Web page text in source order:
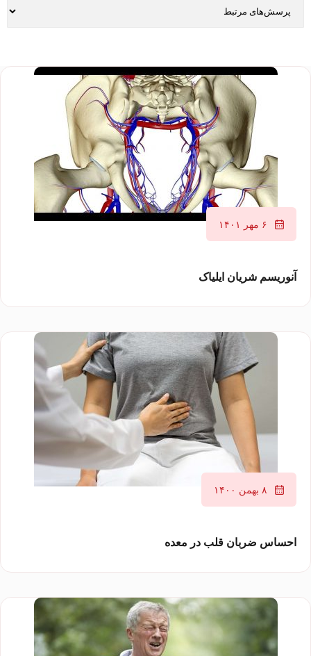
۶ مهر ۱۴۰۱
آنوریسم شریان ایلیاک
۸ بهمن ۱۴۰۰
احساس ضربان قلب در معده